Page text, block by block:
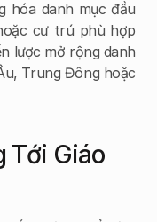
hóa danh mục đầu
cư trú phù hợp
lược mở rộng danh
Trung Đông hoặc
Tới Giáo